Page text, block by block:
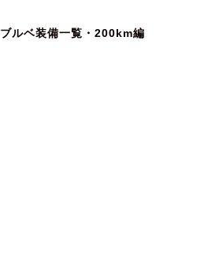
ブルベ装備一覧・200km編